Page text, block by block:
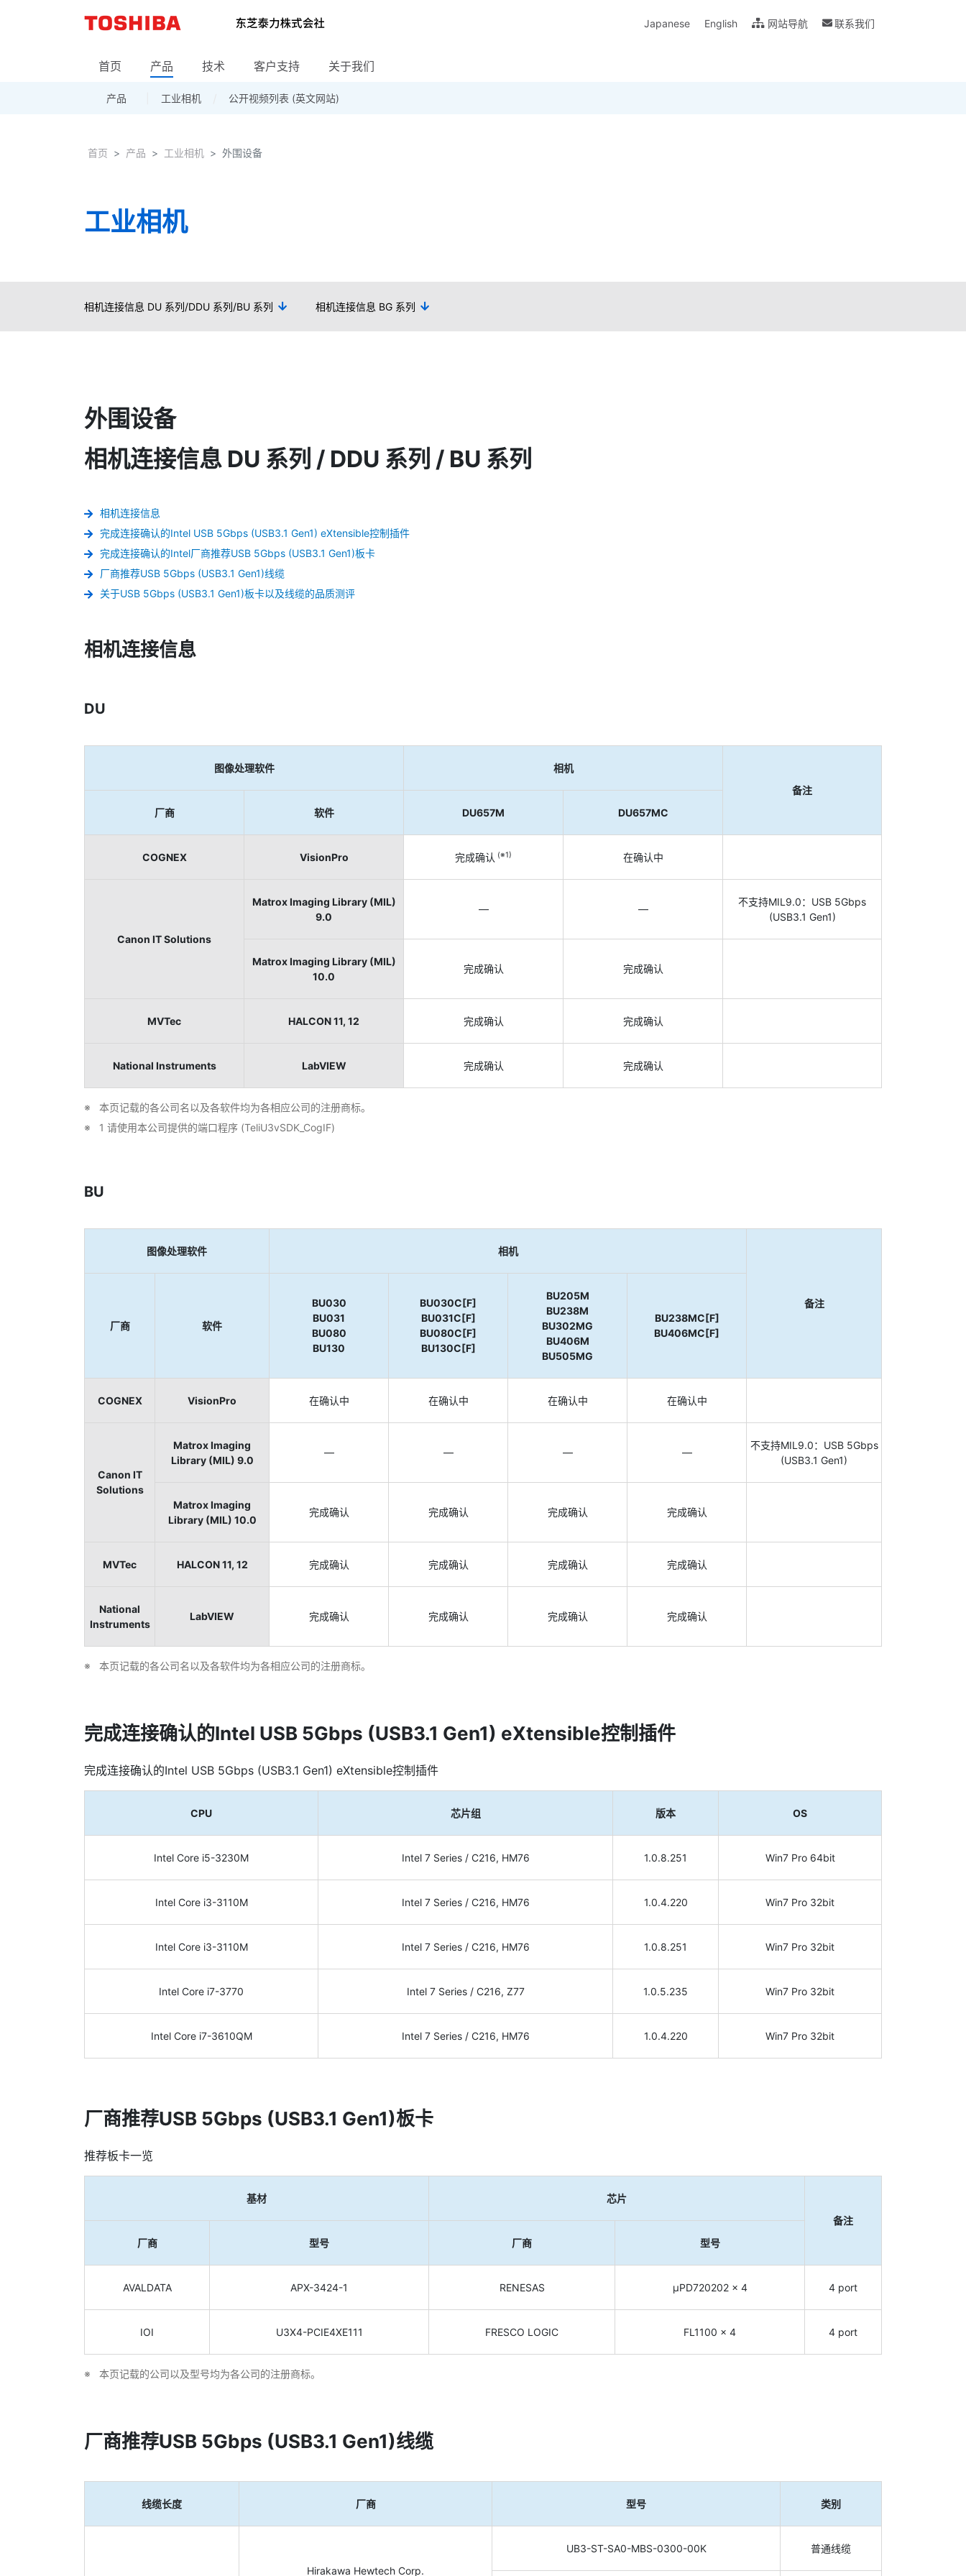
首页 产品
产品
首页
工业相机 公开视频列表 (英文网站)
技术
相机产品 镜头 周边设备
客户支持
海外的营业部·销售网点 下载专区
关于我们
据点一览 采购信息 企业社会责任(CSR)
Japanese English 网站导航 联系我们
首页 产品 工业相机 外围设备
工业相机
相机连接信息 DU 系列/DDU 系列/BU 系列 相机连接信息 BG 系列
外围设备
相机连接信息 DU 系列 / DDU 系列 / BU 系列
相机连接信息
完成连接确认的Intel USB 5Gbps (USB3.1 Gen1) eXtensible控制插件
完成连接确认的Intel厂商推荐USB 5Gbps (USB3.1 Gen1)板卡
厂商推荐USB 5Gbps (USB3.1 Gen1)线缆
关于USB 5Gbps (USB3.1 Gen1)板卡以及线缆的品质测评
相机连接信息
DU
图像处理软件
相机
备注
厂商
软件 DU657M DU657MC
COGNEX VisionPro 完成确认 (※1) 在确认中
Canon IT Solutions
Matrox Imaging Library (MIL)
9.0
— —
不支持MIL9.0：USB 5Gbps
(USB3.1 Gen1)
Matrox Imaging Library (MIL)
10.0
完成确认 完成确认
MVTec HALCON 11, 12 完成确认 完成确认
National Instruments LabVIEW 完成确认 完成确认
本页记载的各公司名以及各软件均为各相应公司的注册商标。
1 请使用本公司提供的端口程序 (TeliU3vSDK_CogIF)
BU
图像处理软件 相机
备注
厂商
软件
BU030
BU031
BU080
BU130
BU030C[F]
BU031C[F]
BU080C[F]
BU130C[F]
BU205M
BU238M
BU302MG
BU406M
BU505MG
BU238MC[F]
BU406MC[F]
COGNEX VisionPro 在确认中 在确认中 在确认中 在确认中
Canon IT
Solutions
Matrox Imaging
Library (MIL) 9.0
— — — —
不支持MIL9.0：USB 5Gbps
(USB3.1 Gen1)
Matrox Imaging
Library (MIL) 10.0
完成确认 完成确认 完成确认 完成确认
MVTec HALCON 11, 12 完成确认 完成确认 完成确认 完成确认
National
Instruments
LabVIEW 完成确认 完成确认 完成确认 完成确认
本页记载的各公司名以及各软件均为各相应公司的注册商标。
完成连接确认的Intel USB 5Gbps (USB3.1 Gen1) eXtensible控制插件
完成连接确认的Intel USB 5Gbps (USB3.1 Gen1) eXtensible控制插件
CPU 芯片组 版本 OS
Intel Core i5-3230M Intel 7 Series / C216, HM76 1.0.8.251 Win7 Pro 64bit
Intel Core i3-3110M Intel 7 Series / C216, HM76 1.0.4.220 Win7 Pro 32bit
Intel Core i3-3110M Intel 7 Series / C216, HM76 1.0.8.251 Win7 Pro 32bit
Intel Core i7-3770 Intel 7 Series / C216, Z77 1.0.5.235 Win7 Pro 32bit
Intel Core i7-3610QM Intel 7 Series / C216, HM76 1.0.4.220 Win7 Pro 32bit
厂商推荐USB 5Gbps (USB3.1 Gen1)板卡
推荐板卡一览
基材
芯片
备注
厂商
型号 厂商 型号
AVALDATA APX-3424-1 RENESAS µPD720202 x 4 4 port
IOI U3X4-PCIE4XE111 FRESCO LOGIC FL1100 x 4 4 port
本页记载的公司以及型号均为各公司的注册商标。
厂商推荐USB 5Gbps (USB3.1 Gen1)线缆
线缆长度 厂商 型号 类别
Hirakawa Hewtech Corp.
UB3-ST-SA0-MBS-0300-00K 普通线缆